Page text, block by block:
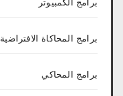
برامج الكمبيوتر
برامج المحاكاة الافتراضية
برامج المحاكي